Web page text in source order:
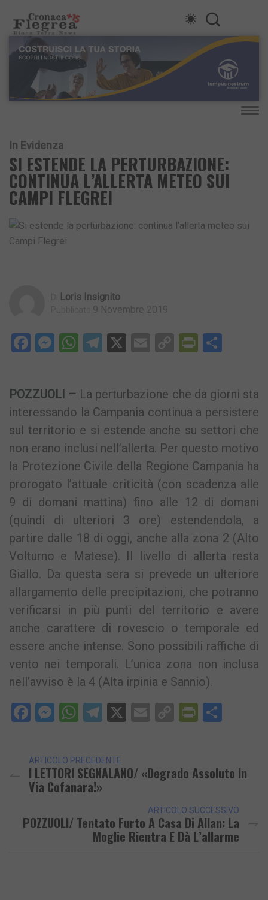
In Evidenza
SI ESTENDE LA PERTURBAZIONE:
CONTINUA L’ALLERTA METEO SUI
CAMPI FLEGREI
Loris Insignito
9 Novembre 2019
Facebook
Messenger
WhatsApp
Telegram
X EmailCopy
POZZUOLI – La perturbazione che da giorni sta
interessando la Campania continua a persistere
sul territorio e si estende anche su settori che
non erano inclusi nell’allerta. Per questo motivo
la Protezione Civile della Regione Campania ha
prorogato l’attuale criticità (con scadenza alle
9 di domani mattina) fino alle 12 di domani
(quindi di ulteriori 3 ore) estendendola, a
partire dalle 18 di oggi, anche alla zona 2 (Alto
Volturno e Matese). Il livello di allerta resta
Giallo. Da questa sera si prevede un ulteriore
allargamento delle precipitazioni, che potranno
verificarsi in più punti del territorio e avere
anche carattere di rovescio o temporale ed
essere anche intense. Sono possibili raffiche di
vento nei temporali. L’unica zona non inclusa
nell’avviso è la 4 (Alta irpinia e Sannio).
Facebook
Messenger
WhatsApp
Telegram
X EmailCopy
ARTICOLO PRECEDENTE
I LETTORI SEGNALANO/ «Degrado Assoluto In
Via Cofanara!»
ARTICOLO SUCCESSIVO
POZZUOLI/ Tentato Furto A Casa Di Allan: La
Moglie Rientra E Dà L’allarme